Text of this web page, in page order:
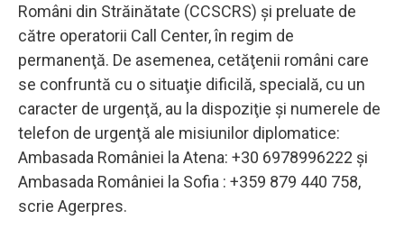
Români din Străinătate (CCSCRS) şi preluate de
către operatorii Call Center, în regim de
permanenţă. De asemenea, cetăţenii români care
se confruntă cu o situaţie dificilă, specială, cu un
caracter de urgenţă, au la dispoziţie şi numerele de
telefon de urgenţă ale misiunilor diplomatice:
Ambasada României la Atena: +30 6978996222 şi
Ambasada României la Sofia : +359 879 440 758,
scrie Agerpres.